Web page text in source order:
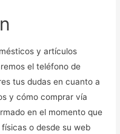
y artículos
el teléfono de
tus dudas en cuanto a
y cómo comprar vía
en el momento que
o desde su web